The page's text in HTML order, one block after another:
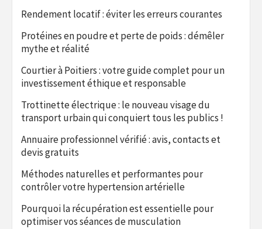
Rendement locatif : éviter les erreurs courantes
Protéines en poudre et perte de poids : démêler
mythe et réalité
Courtier à Poitiers : votre guide complet pour un
investissement éthique et responsable
Trottinette électrique : le nouveau visage du
transport urbain qui conquiert tous les publics !
Annuaire professionnel vérifié : avis, contacts et
devis gratuits
Méthodes naturelles et performantes pour
contrôler votre hypertension artérielle
Pourquoi la récupération est essentielle pour
optimiser vos séances de musculation